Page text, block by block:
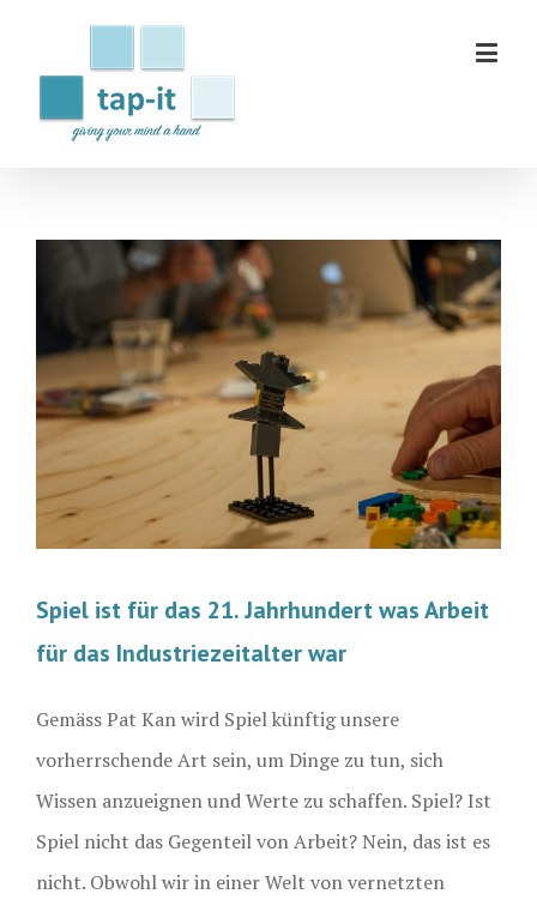
Spiel ist für das 21. Jahrhundert was Arbeit
für das Industriezeitalter war
Gemäss Pat Kan wird Spiel künftig unsere
vorherrschende Art sein, um Dinge zu tun, sich
Wissen anzueignen und Werte zu schaffen. Spiel? Ist
Spiel nicht das Gegenteil von Arbeit? Nein, das ist es
nicht. Obwohl wir in einer Welt von vernetzten